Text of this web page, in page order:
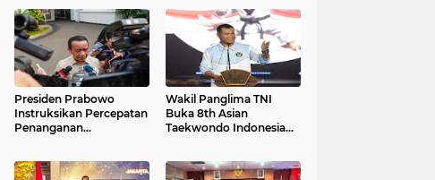
Presiden Prabowo
Instruksikan Percepatan
Penanganan
BBM
Wakil Panglima TNI
Buka 8th Asian
Taekwondo Indonesia